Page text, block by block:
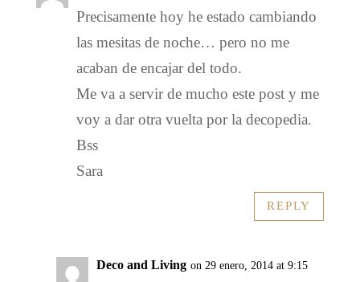
Precisamente hoy he estado cambiando
las mesitas de noche… pero no me
acaban de encajar del todo.
Me va a servir de mucho este post y me
voy a dar otra vuelta por la decopedia.
Bss
Sara
REPLY
Deco and Living on 29 enero, 2014 at 9:15